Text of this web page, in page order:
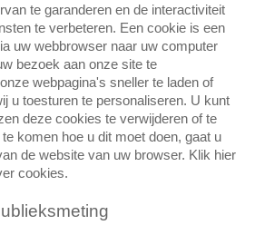
te garanderen en de interactiviteit
te verbeteren. Een cookie is een
uw webbrowser naar uw computer
bezoek aan onze site te
webpagina's sneller te laden of
u toesturen te personaliseren. U kunt
deze cookies te verwijderen of te
komen hoe u dit moet doen, gaat u
de website van uw browser. Klik hier
cookies.